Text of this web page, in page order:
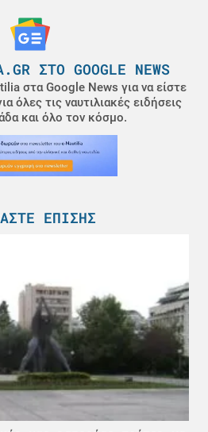
ΣΤΟ GOOGLE NEWS
στα Google News για να είστε
όλες τις ναυτιλιακές ειδήσεις
και όλο τον κόσμο.
ΕΠΊΣΗΣ